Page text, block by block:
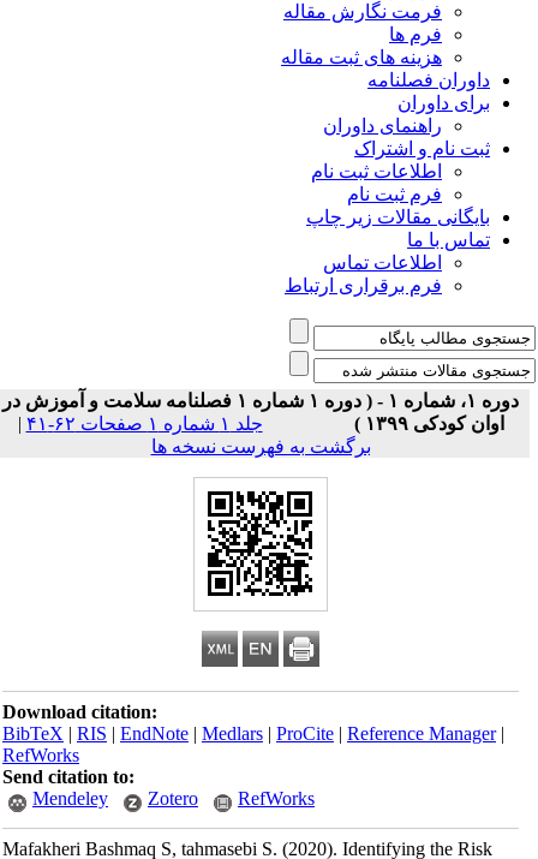
فرمت نگارش مقاله
فرم ها
هزینه های ثبت مقاله
داوران فصلنامه
برای داوران
راهنمای داوران
ثبت نام و اشتراک
اطلاعات ثبت نام
فرم ثبت نام
بایگانی مقالات زیر چاپ
تماس با ما
اطلاعات تماس
فرم برقراری ارتباط
دوره ۱، شماره ۱ - ( دوره ۱ شماره ۱ فصلنامه سلامت و آموزش در
اوان کودکی ۱۳۹۹ )
جلد ۱ شماره ۱ صفحات ۶۲-۴۱
|
برگشت به فهرست نسخه ها
Download citation:
BibTeX|RIS|EndNote|Medlars|ProCite|Reference Manager
RefWorks
Send citation to:
Mendeley
Zotero RefWorks
Mafakheri Bashmaq S, tahmasebi S.(2020).Identifying the Risk